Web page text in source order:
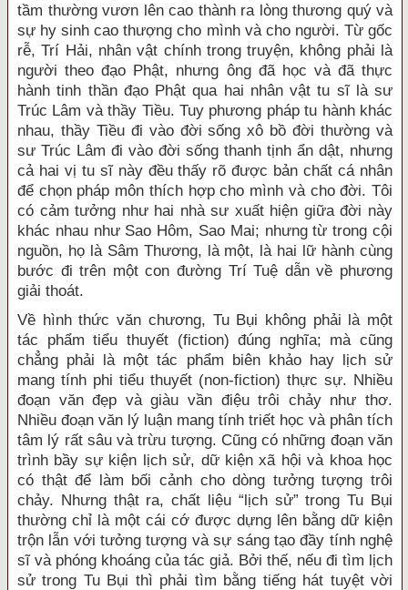
tầm thường vươn lên cao thành ra lòng thương quý và
sự hy sinh cao thượng cho mình và cho người. Từ gốc
rễ, Trí Hải, nhân vật chính trong truyện, không phải là
người theo đạo Phật, nhưng ông đã học và đã thực
hành tinh thần đạo Phật qua hai nhân vật tu sĩ là sư
Trúc Lâm và thầy Tiều. Tuy phương pháp tu hành khác
nhau, thầy Tiều đi vào đời sống xô bồ đời thường và
sư Trúc Lâm đi vào đời sống thanh tịnh ẩn dật, nhưng
cả hai vị tu sĩ này đều thấy rõ được bản chất cá nhân
để chọn pháp môn thích hợp cho mình và cho đời. Tôi
có cảm tưởng như hai nhà sư xuất hiện giữa đời này
khác nhau như Sao Hôm, Sao Mai; nhưng từ trong cội
nguồn, họ là Sâm Thương, là một, là hai lữ hành cùng
bước đi trên một con đường Trí Tuệ dẫn về phương
giải thoát.
Về hình thức văn chương, Tu Bụi không phải là một
tác phẩm tiểu thuyết (fiction) đúng nghĩa; mà cũng
chẳng phải là một tác phẩm biên khảo hay lịch sử
mang tính phi tiểu thuyết (non-fiction) thực sự. Nhiều
đoạn văn đẹp và giàu vần điệu trôi chảy như thơ.
Nhiều đoạn văn lý luận mang tính triết học và phân tích
tâm lý rất sâu và trừu tượng. Cũng có những đoạn văn
trình bầy sự kiện lịch sử, dữ kiện xã hội và khoa học
có thật để làm bối cảnh cho dòng tưởng tượng trôi
chảy. Nhưng thật ra, chất liệu “lịch sử” trong Tu Bụi
thường chỉ là một cái cớ được dựng lên bằng dữ kiện
trộn lẫn với tưởng tượng và sự sáng tạo đầy tính nghệ
sĩ và phóng khoáng của tác giả. Bởi thế, nếu đi tìm lịch
sử trong Tu Bụi thì phải tìm bằng tiếng hát tuyệt vời